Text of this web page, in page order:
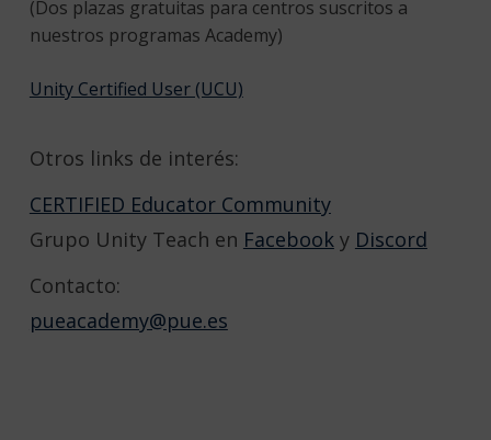
(Dos plazas gratuitas para centros suscritos a
nuestros programas Academy)
Unity Certified User (UCU)
Otros links de interés:
CERTIFIED Educator Community
Grupo Unity Teach en Facebooky Discord
Contacto:
pueacademy@pue.es